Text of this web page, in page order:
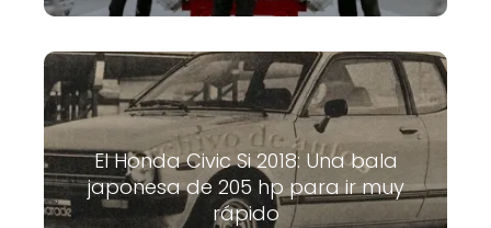
El Honda Civic Si 2018: Una bala
japonesa de 205 hp para ir muy
rápido